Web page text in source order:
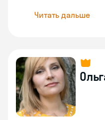
Читать дальше